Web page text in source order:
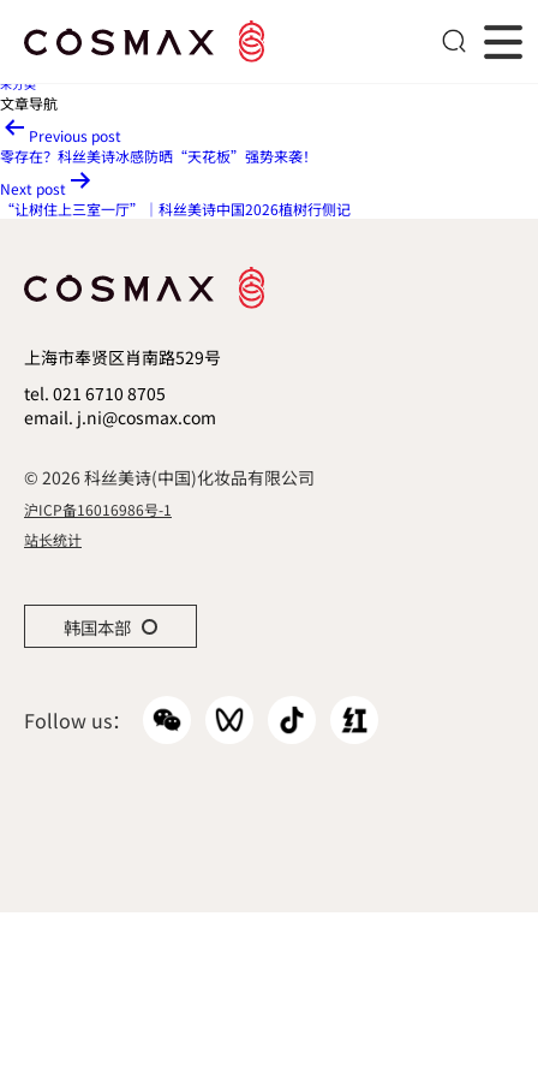
Published 2026年4月21日By
seadmin
未分类
文章导航
Previous post
零存在？科丝美诗冰感防晒“天花板”强势来袭！
Next post
“让树住上三室一厅”｜科丝美诗中国2026植树行侧记
上海市奉贤区肖南路529号
tel. 021 6710 8705
email. j.ni@cosmax.com
© 2026 科丝美诗(中国)化妆品有限公司
沪ICP备16016986号-1
站长统计
Follow us：